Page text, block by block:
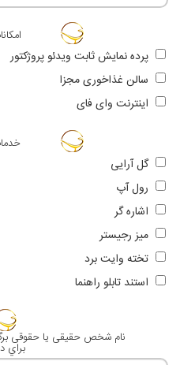
پرده نمایش ثابت ویدئو پروژکتور
سالن غذاخوری مجزا
اینترنت وای فای
گل آرایی
رول آپ
اشاره گر
میز رجیستر
تخته وایت برد
استند تابلو راهنما
نام شخص حقيقی يا حقوقی
براي